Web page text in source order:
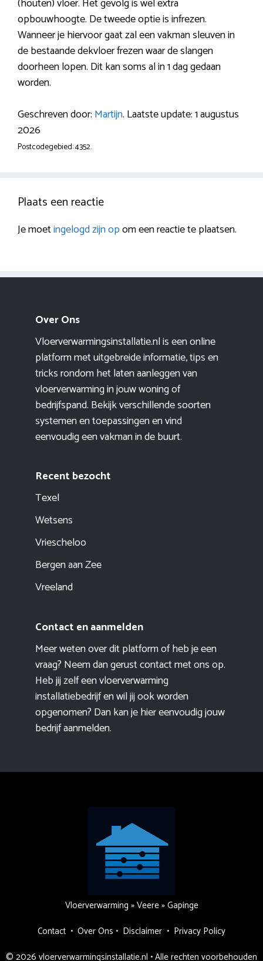
(houten) vloer. Het gevolg is wel extra
opbouwhoogte. De tweede optie is infrezen.
Wanneer je hiervoor gaat zal een vakman sleuven in
de bestaande dekvloer frezen waar de slangen
doorheen lopen. Dit kan soms al in 1 dag gedaan
worden.
Geschreven door: Martijn. Laatste update: 1 augustus
2026
Postcodegebied: 4352.
Plaats een reactie
Je moetingelogd zijn opom een reactie te plaatsen.
Over Ons
Vloerverwarmingsinstallatie.nl is een online
platform met uitgebreide informatie, tips en
tricks rondom het laten aanleggen van
vloerverwarming in jouw woning of
bedrijfspand. Bekijk verschillende soorten
systemen en toepassingen en vind
eenvoudig een vakman in de buurt.
Recent bezocht
Texel
Wetsens
Vriescheloo
Bergen aan Zee
Vreeland
Contact en aanmelden
Meer weten over dit platform of heb je een
vraag? Neem dan gerust contact met ons op.
Heb jij zelf een vloerverwarming
installatiebedrijf en wil jij ook worden
opgenomen? Dan kan je hier eenvoudigjouw
bedrijf aanmelden.
Vloerverwarming »Veere»Gapinge
Contact • Over Ons • Disclaimer • Privacy Policy
© 2026 vloerverwarmingsinstallatie.nl • Alle rechten voorbehouden